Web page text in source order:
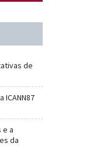
de
ICANN87
e a
da